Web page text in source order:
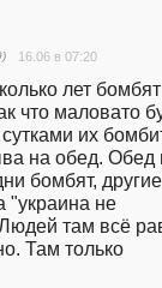
16.06 в 07:20
лет бомбят
что маловато
их
на обед. Обед
бомбят, другие
"украина не
там всё
Там только